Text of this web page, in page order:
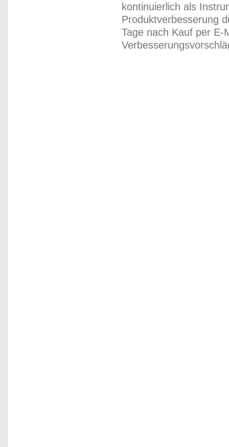
kontinuierlich als
Produktverbesserung
Tage nach Kauf per E-